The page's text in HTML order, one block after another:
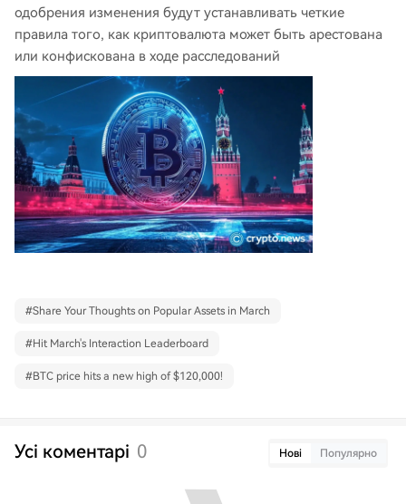
одобрения изменения будут устанавливать четкие
правила того, как криптовалюта может быть арестована
или конфискована в ходе расследований
#Share Your Thoughts on Popular Assets in March
#Hit March's Interaction Leaderboard
#BTC price hits a new high of $120,000!
Усі коментарі 0 Нові Популярно